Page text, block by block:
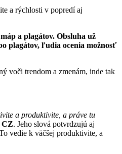
a rýchlosti v popredí aj
a plagátov. Obsluha už
plagátov, ľudia ocenia možnosť
voči trendom a zmenám, inde tak
a produktivite, a práve tu
CZ. Jeho slová potvrdzujú aj
vedie k väčšej produktivite, a